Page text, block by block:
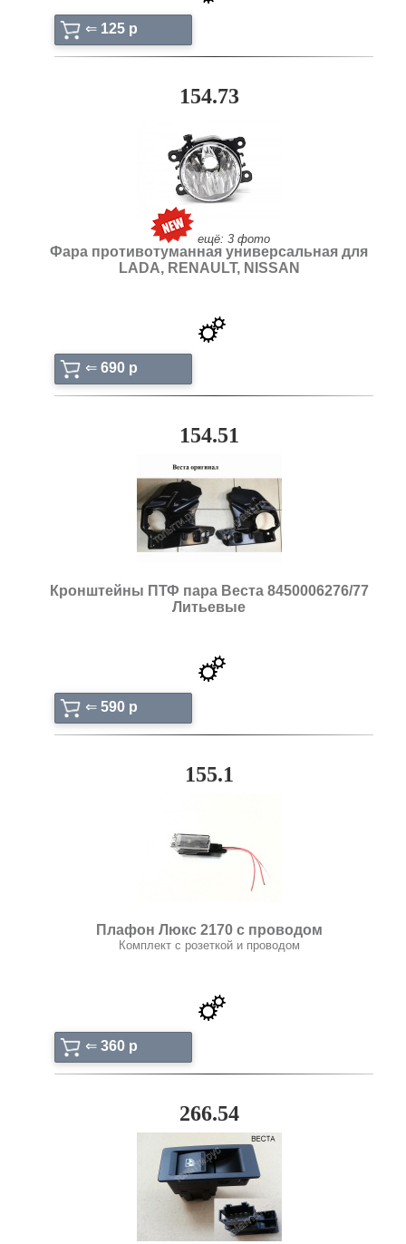
⇐ 125 p
154.73
ещё: 3 фото
Фара противотуманная универсальная для
LADA, RENAULT, NISSAN
⇐ 690 p
154.51
Кронштейны ПТФ пара Веста 8450006276/77
Литьевые
⇐ 590 p
155.1
Плафон Люкс 2170 с проводом
Комплект с розеткой и проводом
⇐ 360 p
266.54